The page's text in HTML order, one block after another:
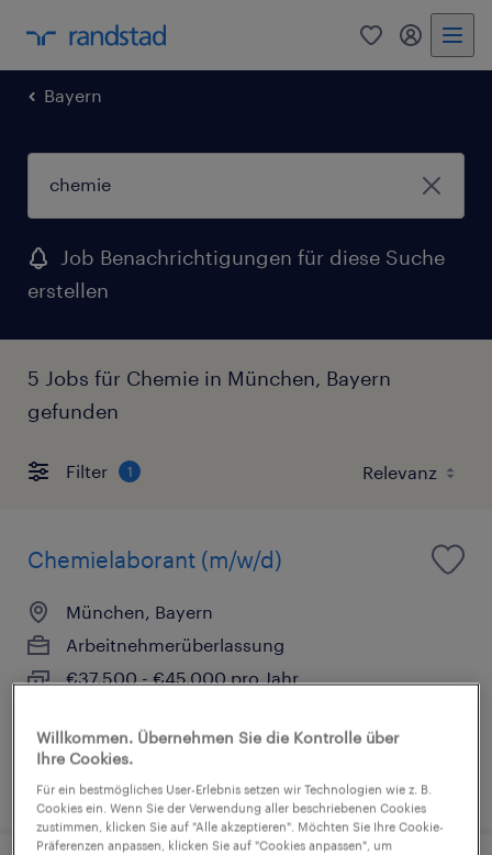
0 Mein
Bayern
Job Benachrichtigungen für diese Suche
erstellen
5 Jobs für Chemie in München, Bayern
gefunden
Filter 1
Chemielaborant (m/w/d)
München, Bayern
Arbeitnehmerüberlassung
€37.500 - €45.000 pro Jahr
6. August 2026
Willkommen. Übernehmen Sie die Kontrolle über
Ihre Cookies.
Für ein bestmögliches User-Erlebnis setzen wir Technologien wie z. B.
Cookies ein. Wenn Sie der Verwendung aller beschriebenen Cookies
zustimmen, klicken Sie auf "Alle akzeptieren". Möchten Sie Ihre Cookie-
Präferenzen anpassen, klicken Sie auf "Cookies anpassen", um